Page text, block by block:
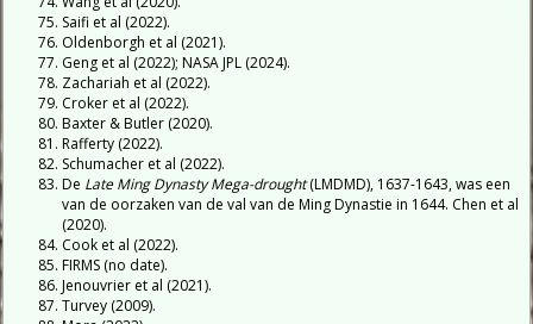
Saifi et al (2022).
Oldenborgh et al (2021).
Geng et al (2022); NASA JPL (2024).
Zachariah et al (2022).
Croker et al (2022).
Baxter & Butler (2020).
Rafferty (2022).
Schumacher et al (2022).
De Late Ming Dynasty Mega-drought(LMDMD), 1637-1643, was een
van de oorzaken van de val van de Ming Dynastie in 1644. Chen et al
(2020).
Cook et al (2022).
FIRMS (no date).
Jenouvrier et al (2021).
Turvey (2009).